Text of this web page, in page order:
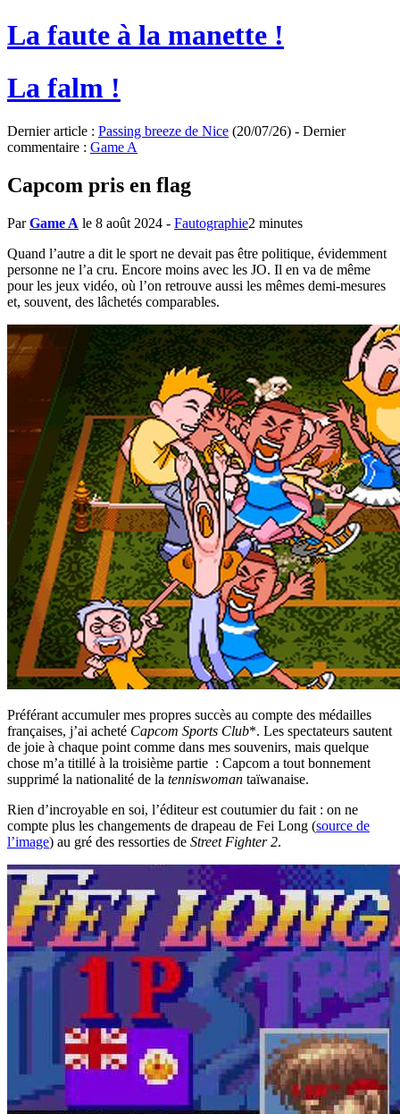
La faute à la manette !
La falm !
Dernier article : Passing breeze de Nice (20/07/26) - Dernier
commentaire : Game A
Capcom pris en flag
ParGame A le 8 août 2024 - Fautographie2 minutes
Quand l’autre a dit le sport ne devait pas être politique, évidemment
personne ne l’a cru. Encore moins avec les JO. Il en va de même
pour les jeux vidéo, où l’on retrouve aussi les mêmes demi-mesures
et, souvent, des lâchetés comparables.
Préférant accumuler mes propres succès au compte des médailles
françaises, j’ai acheté Capcom Sports Club*. Les spectateurs sautent
de joie à chaque point comme dans mes souvenirs, mais quelque
chose m’a titillé à la troisième partie : Capcom a tout bonnement
supprimé la nationalité de la tenniswoman taïwanaise.
Rien d’incroyable en soi, l’éditeur est coutumier du fait : on ne
compte plus les changements de drapeau de Fei Long (source de
l’image) au gré des ressorties de Street Fighter 2.